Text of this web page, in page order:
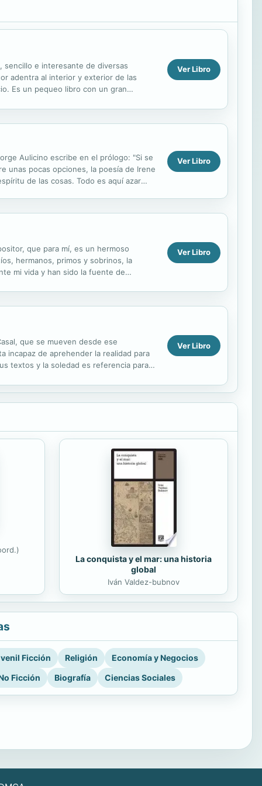
sencillo e interesante de diversas
adentra al interior y exterior de las
Es un pequeo libro con un gran
Ver Libro
Aulicino escribe en el prólogo: "Si se
unas pocas opciones, la poesía de Irene
de las cosas. Todo es aquí azar
Ver Libro
que para mí, es un hermoso
hermanos, primos y sobrinos, la
mi vida y han sido la fuente de
Ver Libro
que se mueven desde ese
incapaz de aprehender la realidad para
textos y la soledad es referencia para
Ver Libro
La conquista y el mar: una historia
global
Iván Valdez-bubnov
Ficción Religión
Economía y Negocios
Ficción
Biografía Ciencias Sociales